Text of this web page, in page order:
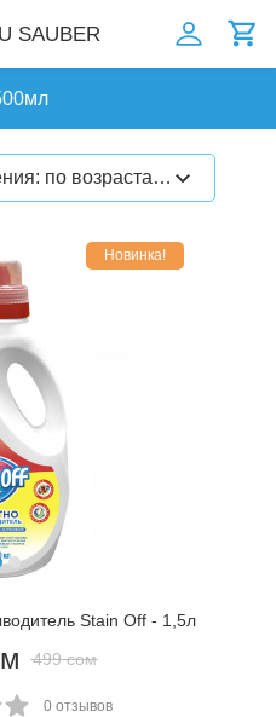
SAUBER
Дата добавления: по возрастанию
Новинка!
Stain Off - 1,5л
499 сом
0 отзывов